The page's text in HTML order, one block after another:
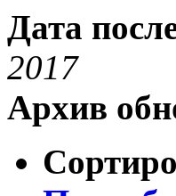
Дата
2017
Архив